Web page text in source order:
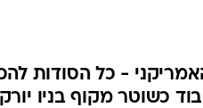
- כל הסודות
כשוטר מקוף בניו